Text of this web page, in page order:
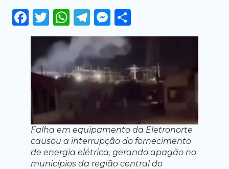
Facebook
Twitter
WhatsApp
Telegram
Messenger
Falha em equipamento da Eletronorte
causou a interrupção do fornecimento
de energia elétrica, gerando apagão no
municípios da região central do